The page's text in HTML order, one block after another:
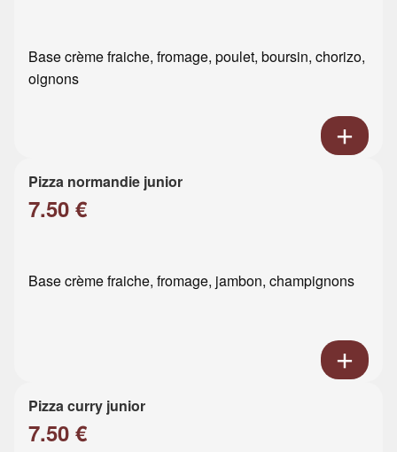
Base crème fraiche, fromage, poulet, boursin, chorizo,
oignons
Pizza normandie junior
7.50 €
Base crème fraiche, fromage, jambon, champignons
Pizza curry junior
7.50 €